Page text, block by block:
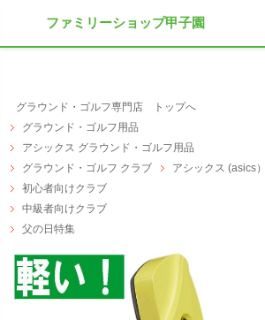
グラウンド・ゴルフ専門店 トップへ
グラウンド・ゴルフ用品
アシックス グラウンド・ゴルフ用品
グラウンド・ゴルフ クラブ
アシックス (asics）
初心者向けクラブ
中級者向けクラブ
父の日特集
ファミリーショップ甲子園